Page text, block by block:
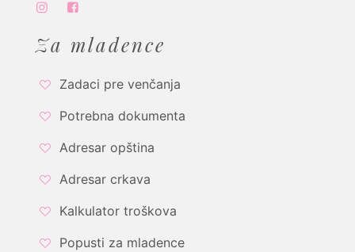
Za mladence
Zadaci pre venčanja
Potrebna dokumenta
Adresar opština
Adresar crkava
Kalkulator troškova
Popusti za mladence